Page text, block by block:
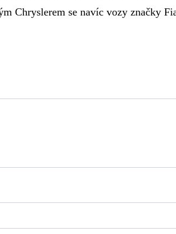
Chryslerem se navíc vozy značky